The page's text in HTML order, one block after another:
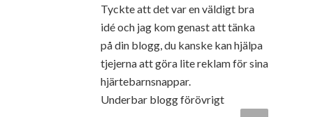
Tyckte att det var en väldigt bra
idé och jag kom genast att tänka
på din blogg, du kanske kan hjälpa
tjejerna att göra lite reklam för sina
hjärtebarnsnappar.
Underbar blogg förövrigt